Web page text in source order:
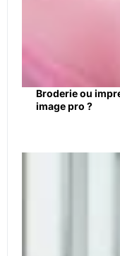
Broderie ou
image pro ?